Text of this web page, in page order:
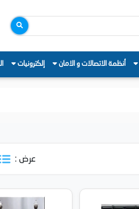
أنظمة الاتصالات و الامان إلكترونيات
عرض :